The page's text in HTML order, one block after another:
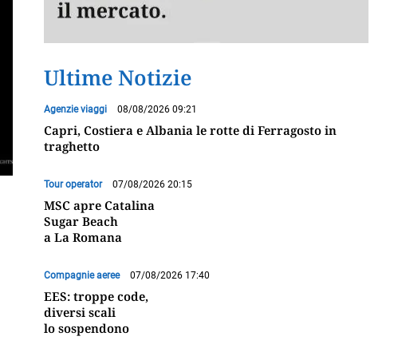
Ultime Notizie
Agenzie viaggi 08/08/2026 09:21
Capri, Costiera e Albania le rotte di Ferragosto in
traghetto
Tour operator 07/08/2026 20:15
MSC apre Catalina
Sugar Beach
a La Romana
Compagnie aeree 07/08/2026 17:40
EES: troppe code,
diversi scali
lo sospendono